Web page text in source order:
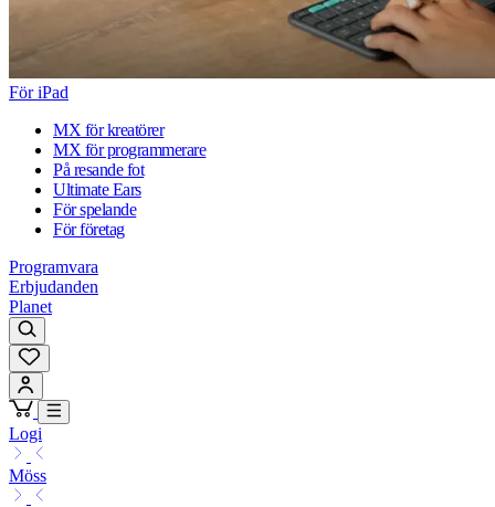
För iPad
MX för kreatörer
MX för programmerare
På resande fot
Ultimate Ears
För spelande
För företag
Programvara
Erbjudanden
Planet
Logi
Möss